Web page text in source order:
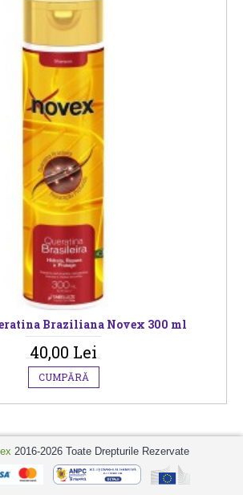
Braziliana Novex 300 ml
40,00 Lei
CUMPĂRĂ
2016-2026 Toate Drepturile Rezervate